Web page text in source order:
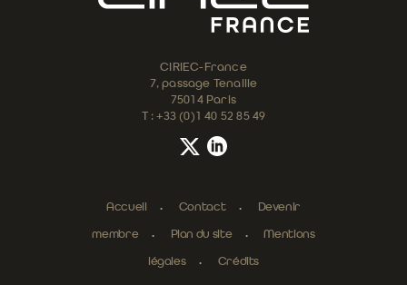
CIRIEC-France
7, passage Tenaille
75014 Paris
T : +33 (0)1 40 52 85 49
Accueil Contact Devenir
membre Plan du site Mentions
légales Crédits